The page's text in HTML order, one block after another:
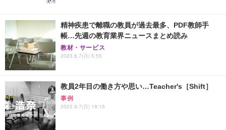
精神疾患で離職の教員が過去最多、PDF教師手
帳…先週の教育業界ニュースまとめ読み
教材・サービス
2023.8.7(月) 5:55
教員2年目の働き方や思い…Teacher's［Shift］
事例
2023.8.7(月) 19:15